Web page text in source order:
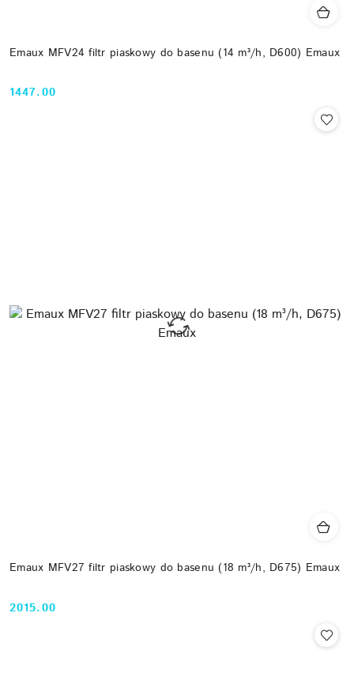
Emaux MFV24 filtr piaskowy do basenu (14 m³/h, D600) Emaux
Cena:
1447.00
Emaux MFV27 filtr piaskowy do basenu (18 m³/h, D675) Emaux
Cena:
2015.00